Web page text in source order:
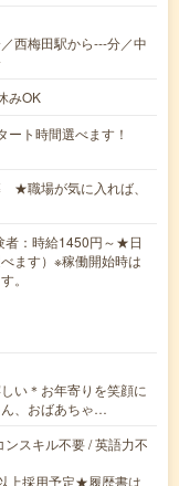
西梅田駅から---分／中
みOK
ト時間選べます！
職場が気に入れば、
：時給1450円～★日
ます）※稼働開始時は
。
い＊お年寄りを笑顔に
、おばあちゃ…
スキル不要 / 英語力不
上採用予定★履歴書は